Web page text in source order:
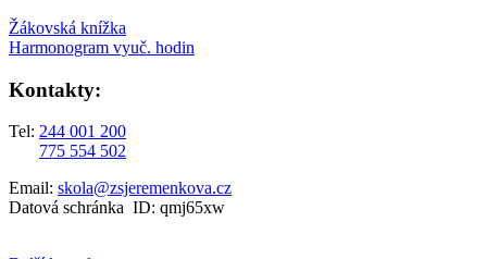
Žákovská knížka
Harmonogram vyuč. hodin
Kontakty:
Tel: 244 001 200
775 554 502
Email: skola@zsjeremenkova.cz
Datová schránka ID: qmj65xw